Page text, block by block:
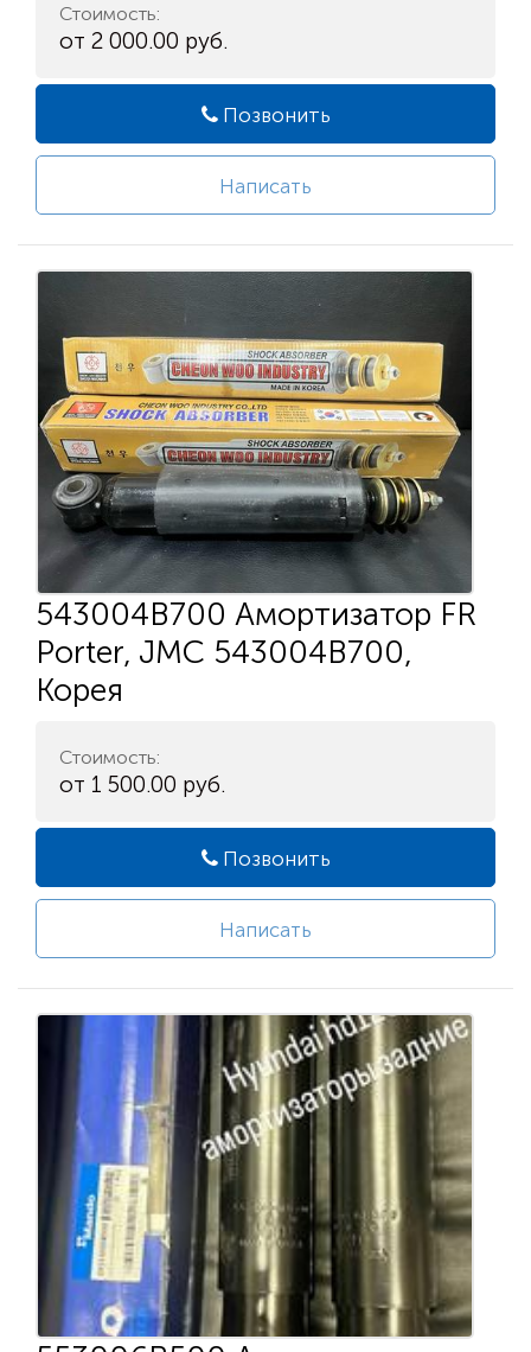
Стоимость:
от 2 000.00 руб.
Позвонить
Написать
543004B700 Амортизатор FR
Porter, JMC 543004B700,
Корея
Стоимость:
от 1 500.00 руб.
Позвонить
Написать